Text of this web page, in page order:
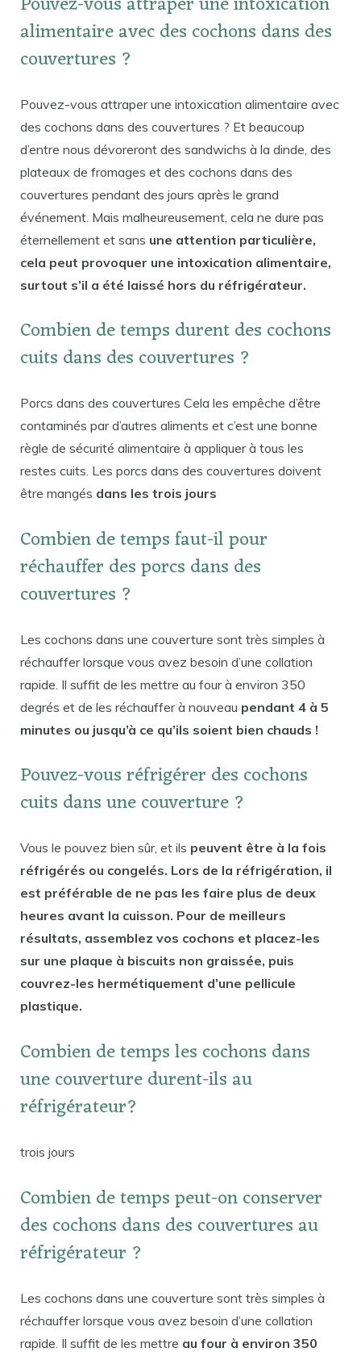
alimentaire avec des cochons dans des
couvertures ?
Pouvez-vous attraper une intoxication alimentaire avec
des cochons dans des couvertures ? Et beaucoup
d’entre nous dévoreront des sandwichs à la dinde, des
plateaux de fromages et des cochons dans des
couvertures pendant des jours après le grand
événement. Mais malheureusement, cela ne dure pas
éternellement et sans une attention particulière,
cela peut provoquer une intoxication alimentaire,
surtout s’il a été laissé hors du réfrigérateur.
Combien de temps durent des cochons
cuits dans des couvertures ?
Porcs dans des couvertures Cela les empêche d’être
contaminés par d’autres aliments et c’est une bonne
règle de sécurité alimentaire à appliquer à tous les
restes cuits. Les porcs dans des couvertures doivent
être mangés dans les trois jours
Combien de temps faut-il pour
réchauffer des porcs dans des
couvertures ?
Les cochons dans une couverture sont très simples à
réchauffer lorsque vous avez besoin d’une collation
rapide. Il suffit de les mettre au four à environ 350
degrés et de les réchauffer à nouveau pendant 4 à 5
minutes ou jusqu’à ce qu’ils soient bien chauds !
Pouvez-vous réfrigérer des cochons
cuits dans une couverture ?
Vous le pouvez bien sûr, et ils peuvent être à la fois
réfrigérés ou congelés. Lors de la réfrigération, il
est préférable de ne pas les faire plus de deux
heures avant la cuisson. Pour de meilleurs
résultats, assemblez vos cochons et placez-les
sur une plaque à biscuits non graissée, puis
couvrez-les hermétiquement d’une pellicule
plastique.
Combien de temps les cochons dans
une couverture durent-ils au
réfrigérateur?
trois jours
Combien de temps peut-on conserver
des cochons dans des couvertures au
réfrigérateur ?
Les cochons dans une couverture sont très simples à
réchauffer lorsque vous avez besoin d’une collation
rapide. Il suffit de les mettre au four à environ 350